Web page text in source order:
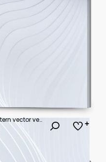
fresh produce on checkered pattern vector vegetables fruits tomato carrot pepper illustration graphic